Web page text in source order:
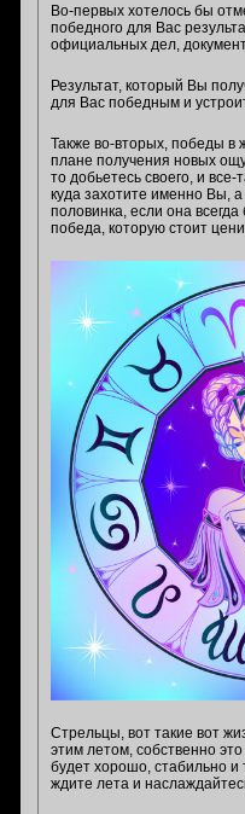
Во-первых хотелось бы
победного для Вас
официальных дел,
Результат, который Вы
для Вас победным и
Также во-вторых, победы в
плане получения новых
то добьетесь своего, и все-
куда захотите именно Вы,
половинка, если она
победа, которую стоит
Стрельцы, вот такие вот
этим летом, собственно
будет хорошо, стабильно и
ждите лета и